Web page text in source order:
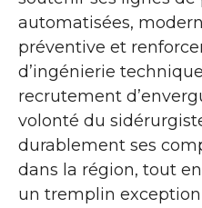
automatisées,
préventive et
d’ingénierie
recrutement
volonté du
durablement ses
dans la région, tout
un tremplin